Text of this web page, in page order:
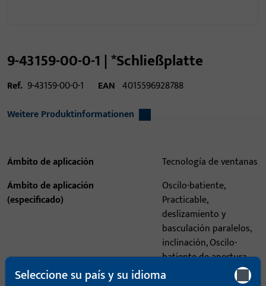
9-43159-00-0-1 | *Schließplatte
Ref. 9-43159-00-0-1 EAN 4015596928788
Weitere Produktinformationen
Ámbito de aplicación
Tecnología de ventanas
Ámbito de aplicación
(especificado)
Oscilo-batiente,
Practicable,
deslizamiento y
basculación paralelos,
inclinación, Oscilo-
batiente de apertura
lógica
Seleccione su país y su idioma